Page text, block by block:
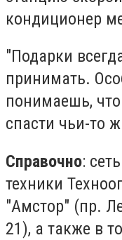
кондиционер
"Подарки
принимать.
понимаешь,
спасти чьи-то
Справочно:
техники
"Амстор" (пр.
21), а также в